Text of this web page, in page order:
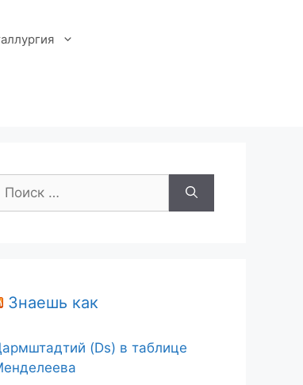
Поиск:
Знаешь как
(Ds) в таблице